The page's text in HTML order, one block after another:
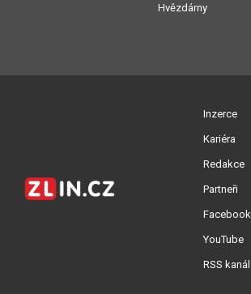
Hvězdárny
Inzerce
Kariéra
Redakce
Partneři
Facebook
YouTube
RSS kanál